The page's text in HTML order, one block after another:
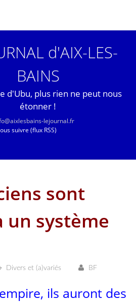
d'AIX-LES-
BAINS
d'Ubu, plus rien ne peut nous
étonner !
lejournal.fr
suivre (flux RSS)
sont
un système
Divers et (a)variés BF
ils auront des